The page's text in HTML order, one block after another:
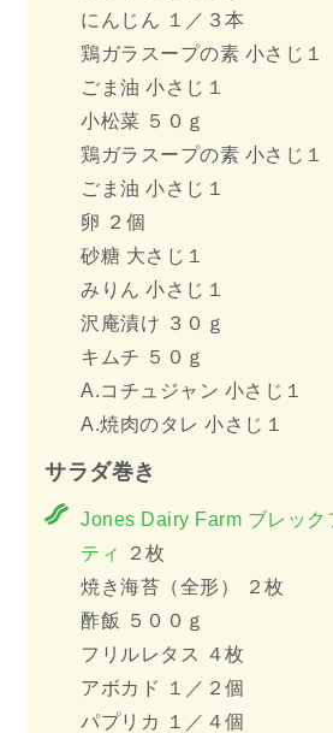
にんじん １／３本
鶏ガラスープの素 小さじ１
ごま油 小さじ１
小松菜 ５０ｇ
鶏ガラスープの素 小さじ１
ごま油 小さじ１
卵 ２個
砂糖 大さじ１
みりん 小さじ１
沢庵漬け ３０ｇ
キムチ ５０ｇ
A.コチュジャン 小さじ１
A.焼肉のタレ 小さじ１
サラダ巻き
Jones Dairy Farm ブレック
ティ
２枚
焼き海苔（全形） ２枚
酢飯 ５００ｇ
フリルレタス ４枚
アボカド １／２個
パプリカ １／４個